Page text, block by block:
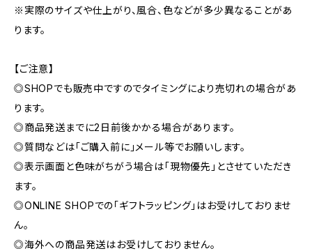
※実際のサイズや仕上がり、風合、色などが多少異なることがあ
ります。
【ご注意】
◎SHOPでも販売中ですのでタイミングにより売切れの場合があ
ります。
◎商品発送までに2日前後かかる場合があります。
◎質問などは「ご購入前に」メール等でお願いします。
◎表示画面と色味がちがう場合は「現物優先」とさせていただき
ます。
◎ONLINE SHOPでの「ギフトラッピング」はお受けしておりませ
ん。
◎海外への商品発送はお受けしておりません。